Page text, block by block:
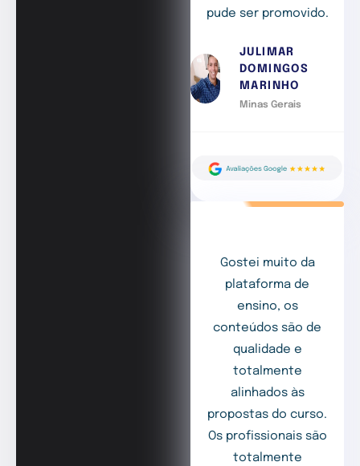
pude ser promovido.
JULIMAR
DOMINGOS
MARINHO
Minas Gerais
Gostei muito da
plataforma de
ensino, os
conteúdos são de
qualidade e
totalmente
alinhados às
propostas do curso.
Os profissionais são
totalmente